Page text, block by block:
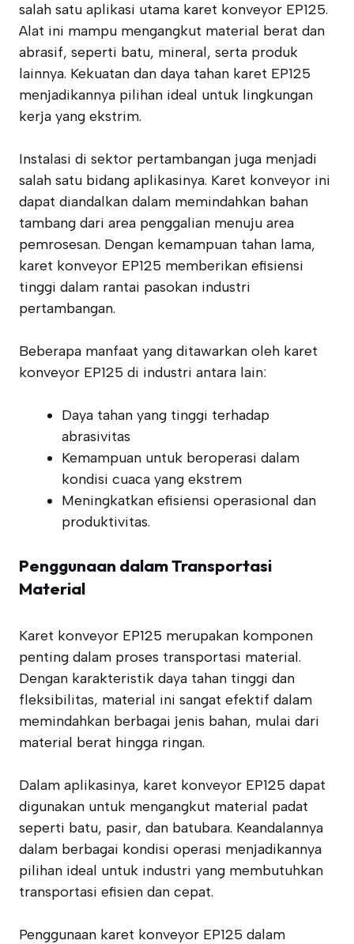
salah satu aplikasi utama karet konveyor EP125.
Alat ini mampu mengangkut material berat dan
abrasif, seperti batu, mineral, serta produk
lainnya. Kekuatan dan daya tahan karet EP125
menjadikannya pilihan ideal untuk lingkungan
kerja yang ekstrim.
Instalasi di sektor pertambangan juga menjadi
salah satu bidang aplikasinya. Karet konveyor ini
dapat diandalkan dalam memindahkan bahan
tambang dari area penggalian menuju area
pemrosesan. Dengan kemampuan tahan lama,
karet konveyor EP125 memberikan efisiensi
tinggi dalam rantai pasokan industri
pertambangan.
Beberapa manfaat yang ditawarkan oleh karet
konveyor EP125 di industri antara lain:
Daya tahan yang tinggi terhadap
abrasivitas
Kemampuan untuk beroperasi dalam
kondisi cuaca yang ekstrem
Meningkatkan efisiensi operasional dan
produktivitas.
Penggunaan dalam Transportasi
Material
Karet konveyor EP125 merupakan komponen
penting dalam proses transportasi material.
Dengan karakteristik daya tahan tinggi dan
fleksibilitas, material ini sangat efektif dalam
memindahkan berbagai jenis bahan, mulai dari
material berat hingga ringan.
Dalam aplikasinya, karet konveyor EP125 dapat
digunakan untuk mengangkut material padat
seperti batu, pasir, dan batubara. Keandalannya
dalam berbagai kondisi operasi menjadikannya
pilihan ideal untuk industri yang membutuhkan
transportasi efisien dan cepat.
Penggunaan karet konveyor EP125 dalam